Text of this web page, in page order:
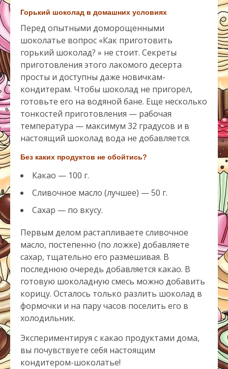
Горький шоколад в домашних условиях
Перед опытными доморощенными
шоколатье вопрос «Как приготовить
горький шоколад? » не стоит. Секреты
приготовления этого лакомого десерта
просты и доступны даже новичкам-
кондитерам. Чтобы шоколад не пригорел,
готовьте его на водяной бане. Еще несколько
тонкостей приготовления — рабочая
температура — максимум 32 градусов и в
настоящий шоколад вода не добавляется.
Без каких продуктов не обойтись?
Какао — 100 г.
Сливочное масло (лучшее) — 50 г.
Сахар — по вкусу.
Первым делом растапливаете сливочное
масло, постепенно (по ложке) добавляете
сахар, тщательно его размешивая. В
последнюю очередь добавляется какао. В
готовую шоколадную смесь можно добавить
корицу. Осталось только разлить шоколад в
формочки и на пару часов поселить его в
холодильник.
Экспериментируя с какао продуктами дома,
вы почувствуете себя настоящим
кондитером-шоколатье!